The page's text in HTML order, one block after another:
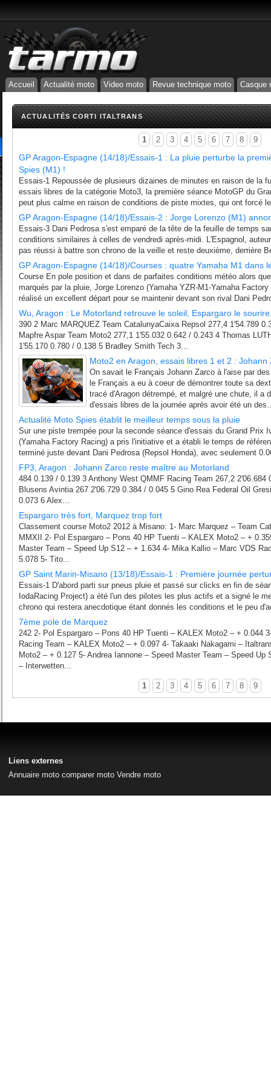
Accueil Actualité moto Video moto Revue technique moto Casque
ACTUALITÉS CORTI ITALTRANS
1 2 3 4 5 6 7 8 9
GP Aragon-Espagne (14/18)/Essais-1 : La pluie perturbe la
Spies (M1) !
Essais-1 Repoussée de plusieurs dizaines de minutes en raison de la
essais libres de la catégorie Moto3, la première séance MotoGP du
peut plus calme en raison de conditions de piste mixtes, qui ont forcé
GP Aragon-Espagne (14/18)/Essais-2 : Jorge Lorenzo (M1)
Essais-3 Dani Pedrosa s'est emparé de la tête de la feuille de temps
conditions similaires à celles de vendredi après-midi. L'Espagnol,
pas réussi à battre son chrono de la veille et reste deuxième, derrière
GP Aragon-Espagne (14/18)/Courses : quatre Yamaha M1 dans
Course En pole position et dans de parfaites conditions météo alors
marqués par la pluie, Jorge Lorenzo (Yamaha YZR-M1-Yamaha
réalisé un excellent départ pour se maintenir devant son rival Dani
Wu, Aragon : Le Motorland retrouve le soleil, Espargaro le
390 2 Marc MARQUEZ Team CatalunyaCaixa Repsol 277,4 1'54.789
Mapfre Aspar Team Moto2 277,1 1'55.032 0.642 / 0.243 4 Thomas
1'55.170 0.780 / 0.138 5 Bradley Smith Tech 3...
Moto2 en Aragon, essais libres 1 et 2 :
On savait le Français Johann Zarco à l'aise par
le Français a eu à coeur de démontrer toute sa
tracé d'Aragon détrempé, et malgré une chute, il a
d'essais libres de la journée après avoir été un
Actualité Moto Spies établit le meilleur temps sous la pluie
Sur une piste trempée pour la seconde séance d'essais du Grand Prix
(Yamaha Factory Racing) a pris l'initiative et a établi le temps de
terminé juste devant Dani Pedrosa (Repsol Honda), avec seulement
FP3, Aragon : Johann Zarco reste maître au Motorland
484 0.139 / 0.139 3 Anthony West QMMF Racing Team 267,2 2'06.684
Blusens Avintia 267 2'06.729 0.384 / 0.045 5 Gino Rea Federal Oil
0.073 6 Alex...
Espargaro très fort, Marquez trop fort
Classement course Moto2 2012 à Misano: 1- Marc Marquez – Team
MMXII 2- Pol Espargaro – Pons 40 HP Tuenti – KALEX Moto2 – +
Master Team – Speed Up S12 – + 1.634 4- Mika Kallio – Marc VDS
5.078 5- Tito...
GP Saint Marin-Misano (13/18)/Essais-1 : Première journée
Essais-1 D'abord parti sur pneus pluie et passé sur clicks en fin de
IodaRacing Project) a été l'un des pilotes les plus actifs et a signé le
chrono qui restera anecdotique étant donnés les conditions et le peu
7ème pole de Marquez
242 2- Pol Espargaro – Pons 40 HP Tuenti – KALEX Moto2 – + 0.044
Racing Team – KALEX Moto2 – + 0.097 4- Takaaki Nakagami –
Moto2 – + 0.127 5- Andrea Iannone – Speed Master Team – Speed Up
– Interwetten...
1 2 3 4 5 6 7 8 9
Liens externes
Annuaire moto comparer moto Vendre moto